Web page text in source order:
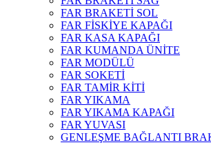
FAR BRAKETİ SOL
FAR FİSKİYE KAPAĞI
FAR KASA KAPAĞI
FAR KUMANDA ÜNİTE
FAR MODÜLÜ
FAR SOKETİ
FAR TAMİR KİTİ
FAR YIKAMA
FAR YIKAMA KAPAĞI
FAR YUVASI
GENLEŞME BAĞLANTI